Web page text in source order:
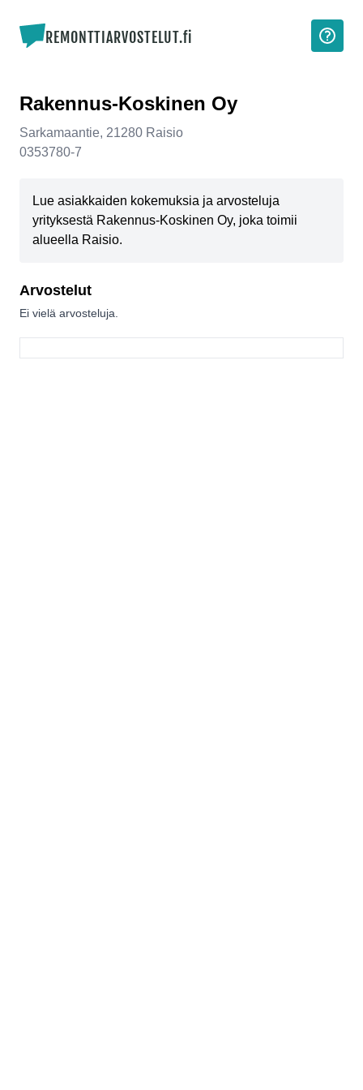
REMONTTIARVOSTELUT.fi
Rakennus-Koskinen Oy
Sarkamaantie, 21280 Raisio
0353780-7
Lue asiakkaiden kokemuksia ja arvosteluja
yrityksestä Rakennus-Koskinen Oy, joka toimii
alueella Raisio.
Arvostelut
Ei vielä arvosteluja.